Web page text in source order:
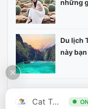
tour Thái Lan Bangkok
du lịch Thái Lan bụi
vé du lịch Thái Lan
du
chi phí du lịch Thái Lan
du lịch Thái Lan tháng 4
du lịch Thái Lan mang
Cat Tour